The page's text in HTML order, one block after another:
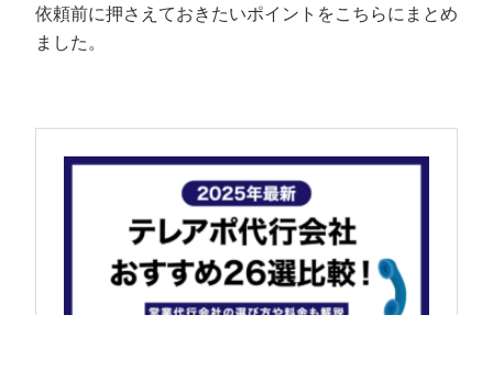
依頼前に押さえておきたいポイントをこちらにまとめ
ました。